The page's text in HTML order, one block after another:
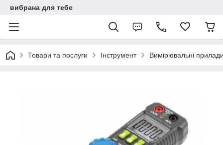
вибрана для тебе
Товари та послуги Інструмент Вимірювальні